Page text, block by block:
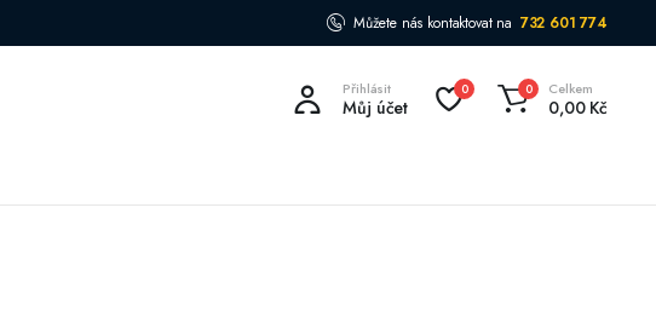
Můžete nás kontaktovat na 732 601 774
Přihlásit
Můj účet
0 0 Celkem
0,00 Kč